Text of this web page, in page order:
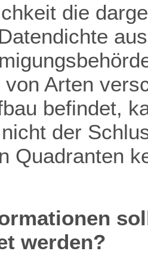
die
von Arten
befindet,
der
Quadranten
werden?